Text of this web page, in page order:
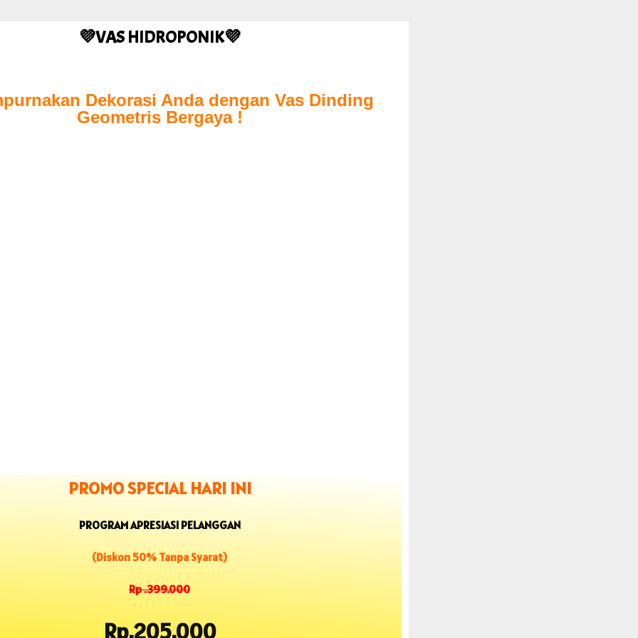
💜VAS HIDROPONIK💜
Dekorasi Anda dengan Vas Dinding
Geometris Bergaya !
PROMO SPECIAL HARI INI
PROGRAM APRESIASI PELANGGAN
(Diskon 50% Tanpa Syarat)
Rp .399.000
Rp.205.000